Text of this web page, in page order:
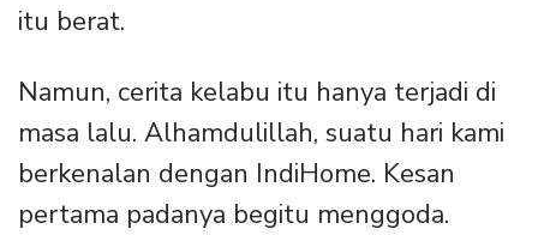
itu berat.
Namun, cerita kelabu itu hanya terjadi di
masa lalu. Alhamdulillah, suatu hari kami
berkenalan dengan IndiHome. Kesan
pertama padanya begitu menggoda.